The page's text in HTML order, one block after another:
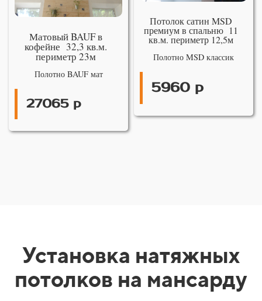
Матовый BAUF в
кофейне 32,3 кв.м.
периметр 23м
Полотно BAUF мат
27065 р
Потолок сатин MSD
премиум в спальню 11
кв.м. периметр 12,5м
Полотно MSD классик
5960 р
Установка натяжных
потолков на мансарду